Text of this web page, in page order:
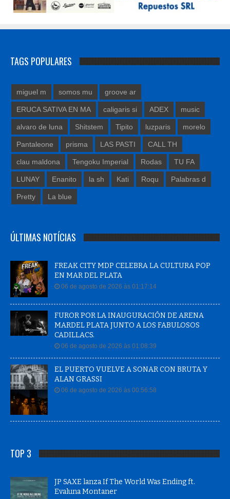
TAGS POPULARES
miguel m somos mu groove ar
ERUCA SATIVA EN MA caligaris si ADEX music
alvaro de luna Shitstem Tipito luzparis morelo
Pantaleone prisma LAS PASTI CALL TH
clau maldona Tengoku Imperial Rodas TU FA
LUNAY Enanito la sh Kati Roqu Palabras d
Pretty La blue
ÚLTIMAS NOTÍCIAS
FREAK CITY MDP CELEBRA LA CULTURA POP
EN MAR DEL PLATA
06 de agosto de 2026 às 01:17:14
FUROR POR LA INAUGURACIÓN DE ARENA
MARDEL PLATA JUNTO A LOS FABULOSOS
CADILLACS.
06 de agosto de 2026 às 01:08:39
EL PUERTO VUELVE A SONAR CON BRUTA Y
ALAN GRASSI
06 de agosto de 2026 às 00:56:58
TOP 3
JP SAXE lanza If The World Was Ending ft.
Evaluna Montaner